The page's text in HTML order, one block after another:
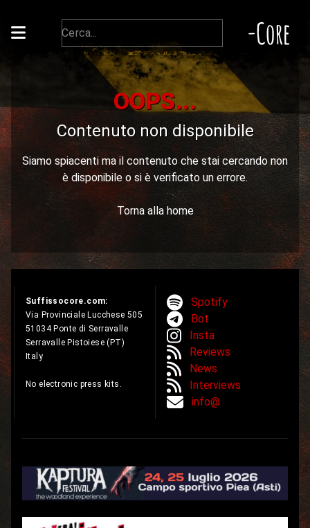
-Core
OOPS...
Contenuto non disponibile
Siamo spiacenti ma il contenuto che stai cercando non
è disponibile o si è verificato un errore.
Torna alla home
Suffissocore.com:
Via Provinciale Lucchese 505
51034 Ponte di Serravalle
Serravalle Pistoiese (PT)
Italy
No electronic press kits.
Spotify
Bot
Insta
Reviews
News
Interviews
info@